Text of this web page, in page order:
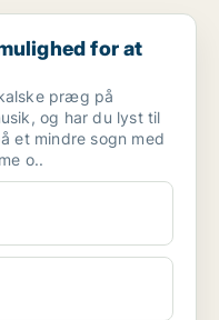
at udvikle kir...
for at
præg på
og har du lyst til
et mindre sogn med
o..